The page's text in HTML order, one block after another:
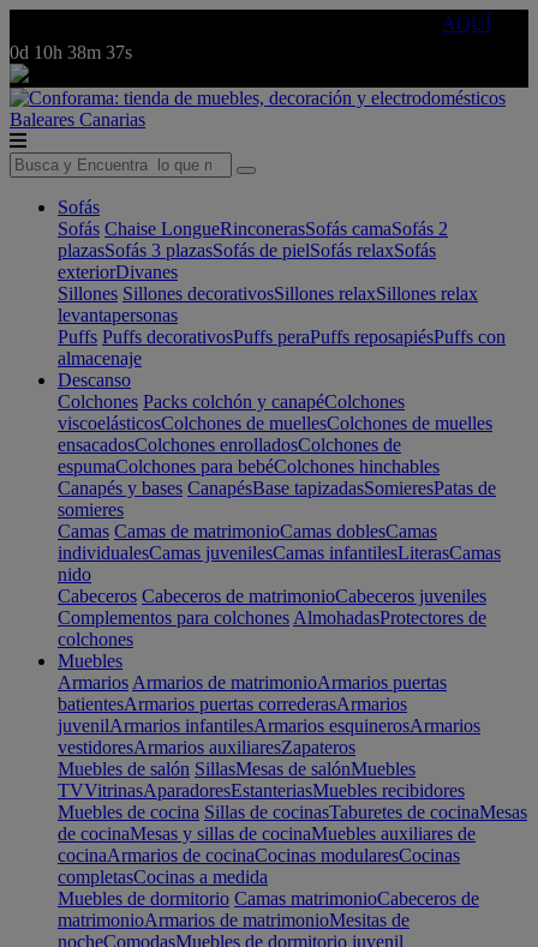
AQUÍ
0d 10h 38m 37s
Baleares Canarias
Sofás
Sofás Chaise LongueRinconerasSofás camaSofás 2
plazasSofás 3 plazasSofás de pielSofás relaxSofás
exteriorDivanes
Sillones Sillones decorativosSillones relaxSillones relax
levantapersonas
Puffs Puffs decorativosPuffs peraPuffs reposapiésPuffs con
almacenaje
Descanso
Colchones Packs colchón y canapéColchones
viscoelásticosColchones de muellesColchones de muelles
ensacadosColchones enrolladosColchones de
espumaColchones para bebéColchones hinchables
Canapés y bases CanapésBase tapizadasSomieresPatas de
somieres
Camas Camas de matrimonioCamas doblesCamas
individualesCamas juvenilesCamas infantilesLiterasCamas
nido
Cabeceros Cabeceros de matrimonioCabeceros juveniles
Complementos para colchones AlmohadasProtectores de
colchones
Muebles
Armarios Armarios de matrimonioArmarios puertas
batientesArmarios puertas correderasArmarios
juvenilArmarios infantilesArmarios esquinerosArmarios
vestidoresArmarios auxiliaresZapateros
Muebles de salón SillasMesas de salónMuebles
TVVitrinasAparadoresEstanteriasMuebles recibidores
Muebles de cocina Sillas de cocinasTaburetes de cocinaMesas
de cocinaMesas y sillas de cocinaMuebles auxiliares de
cocinaArmarios de cocinaCocinas modularesCocinas
completasCocinas a medida
Muebles de dormitorio Camas matrimonioCabeceros de
matrimonioArmarios de matrimonioMesitas de
nocheComodasMuebles de dormitorio juvenil